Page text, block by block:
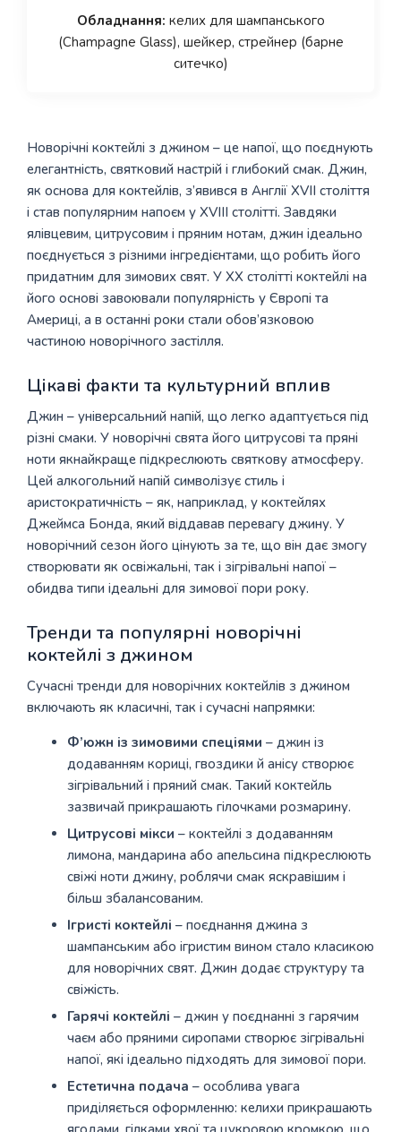
Обладнання: келих для шампанського
(Champagne Glass), шейкер, стрейнер (барне
ситечко)
Новорічні коктейлі з джином – це напої, що поєднують
елегантність, святковий настрій і глибокий смак. Джин,
як основа для коктейлів, з’явився в Англії XVII століття
і став популярним напоєм у XVIII столітті. Завдяки
ялівцевим, цитрусовим і пряним нотам, джин ідеально
поєднується з різними інгредієнтами, що робить його
придатним для зимових свят. У XX столітті коктейлі на
його основі завоювали популярність у Європі та
Америці, а в останні роки стали обов’язковою
частиною новорічного застілля.
Цікаві факти та культурний вплив
Джин – універсальний напій, що легко адаптується під
різні смаки. У новорічні свята його цитрусові та пряні
ноти якнайкраще підкреслюють святкову атмосферу.
Цей алкогольний напій символізує стиль і
аристократичність – як, наприклад, у коктейлях
Джеймса Бонда, який віддавав перевагу джину. У
новорічний сезон його цінують за те, що він дає змогу
створювати як освіжальні, так і зігрівальні напої –
обидва типи ідеальні для зимової пори року.
Тренди та популярні новорічні
коктейлі з джином
Сучасні тренди для новорічних коктейлів з джином
включають як класичні, так і сучасні напрямки:
Ф’южн із зимовими спеціями – джин із
додаванням кориці, гвоздики й анісу створює
зігрівальний і пряний смак. Такий коктейль
зазвичай прикрашають гілочками розмарину.
Цитрусові мікси – коктейлі з додаванням
лимона, мандарина або апельсина підкреслюють
свіжі ноти джину, роблячи смак яскравішим і
більш збалансованим.
Ігристі коктейлі – поєднання джина з
шампанським або ігристим вином стало класикою
для новорічних свят. Джин додає структуру та
свіжість.
Гарячі коктейлі – джин у поєднанні з гарячим
чаєм або пряними сиропами створює зігрівальні
напої, які ідеально підходять для зимової пори.
Естетична подача – особлива увага
приділяється оформленню: келихи прикрашають